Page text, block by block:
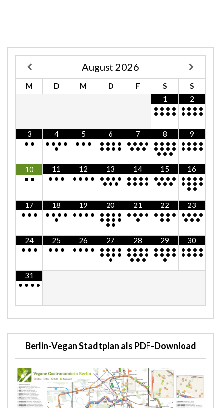
August 2026
M D M D F S
S
1
• • • •
• • • •
2
• • • •
• • • •
3
• •
4
• • • •
•
5
• • •
6
• • • •
• • • •
7
• • • •
•••
8
• • • •
• • • •
•••
9
• • • •
• • • •
10
• •
11
• • •
12
• • • •
13
• • • •
•••
14
• • • •
• • • •
15
• • • •
•••
16
• • • •
• • • •
• •
17
• • •
18
• • • •
•
19
• • • •
20
• • • •
• • • •
• •
21
• • • •
•
22
• • • •
• •
23
• • • •
•••
24
• • •
25
• • •
26
• • • •
27
• • • •
• • • •
•
28
• • • •
• • • •
•••
29
• • • •
• • • •
•
30
• • • •
• • • •
31
• • • •
Berlin-Vegan Stadtplan als PDF-Download